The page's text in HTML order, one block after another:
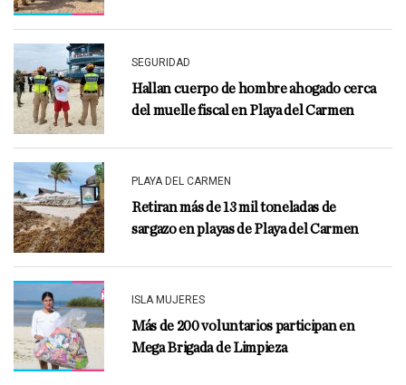
SEGURIDAD
Hallan cuerpo de hombre ahogado cerca
del muelle fiscal en Playa del Carmen
PLAYA DEL CARMEN
Retiran más de 13 mil toneladas de
sargazo en playas de Playa del Carmen
ISLA MUJERES
Más de 200 voluntarios participan en
Mega Brigada de Limpieza